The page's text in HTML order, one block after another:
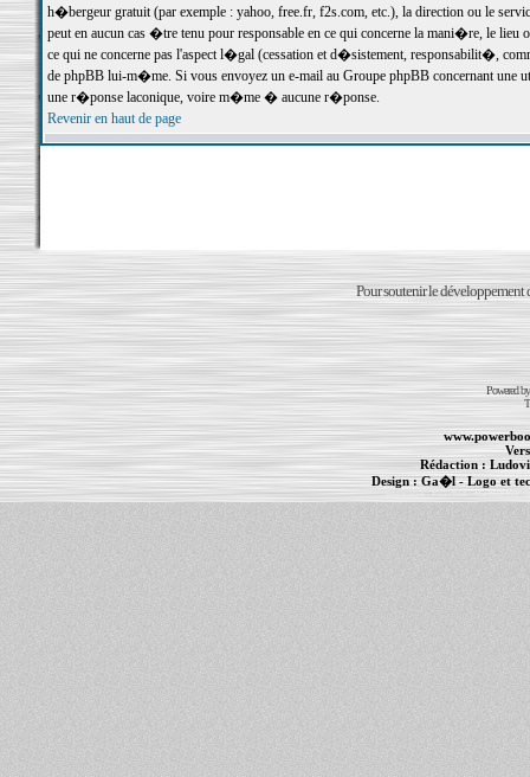
h�bergeur gratuit (par exemple : yahoo, free.fr, f2s.com, etc.), la direction ou le
peut en aucun cas �tre tenu pour responsable en ce qui concerne la mani�re, le
ce qui ne concerne pas l'aspect l�gal (cessation et d�sistement, responsabilit�,
de phpBB lui-m�me. Si vous envoyez un e-mail au Groupe phpBB concernant une
une r�ponse laconique, voire m�me � aucune r�ponse.
Revenir en haut de page
Pour soutenir le développement
Powered
Rédaction :
Design :Ga�l- Logo et
Informations :